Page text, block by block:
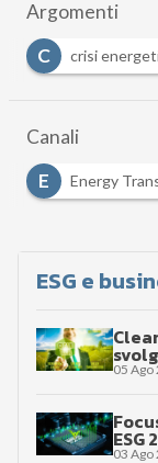
Argomenti
E
Canali
E
Energy
ESG e
05 Ago
ESG
03 Ago